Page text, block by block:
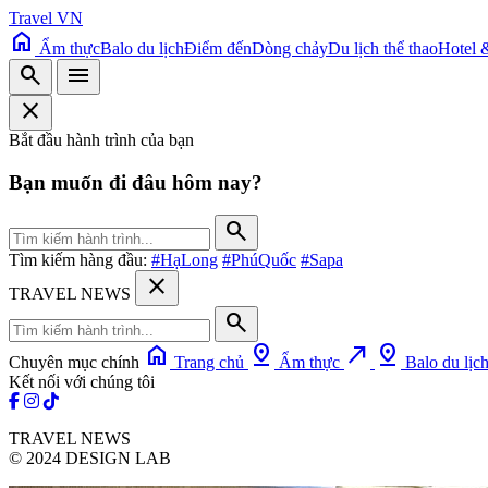
Travel VN
home Ẩm thựcBalo du lịchĐiểm đếnDòng chảyDu lịch thể thaoHotel
search
menu
close
Bắt đầu hành trình của bạn
Bạn muốn đi đâu hôm nay?
search
Tìm kiếm hàng đầu: #HạLong #PhúQuốc #Sapa
TRAVEL NEWS
close
search
Chuyên mục chính home Trang chủ pin_drop Ẩm thực north_east pin_drop Balo du lịch
Kết nối với chúng tôi
TRAVEL NEWS
© 2024 DESIGN LAB